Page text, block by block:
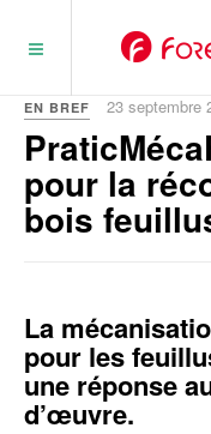
EN BREF 23 septembre
pour la
bois
La
pour les
une réponse
d’œuvre.